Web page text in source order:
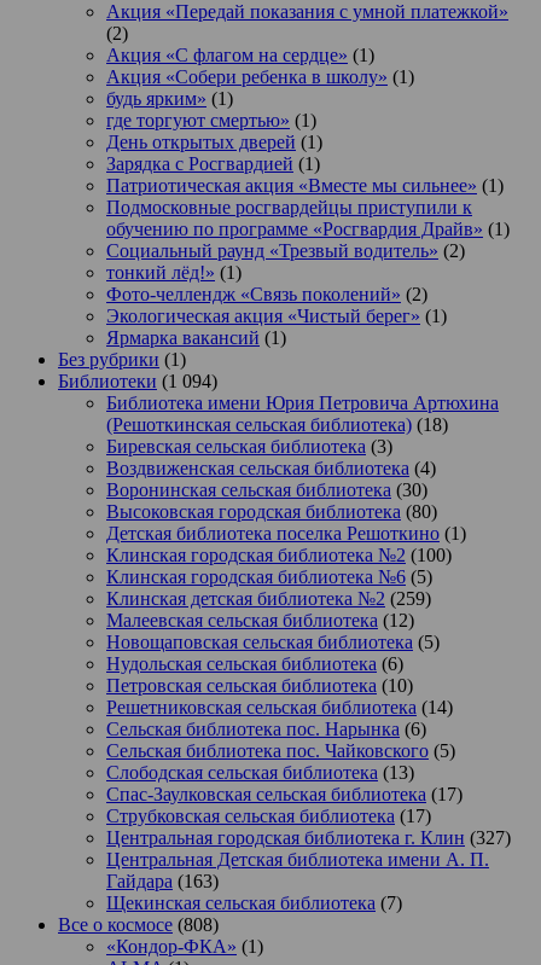
Акция «Передай показания с умной платежкой»
(2)
Акция «С флагом на сердце» (1)
Акция «Собери ребенка в школу» (1)
будь ярким» (1)
где торгуют смертью» (1)
День открытых дверей (1)
Зарядка с Росгвардией (1)
Патриотическая акция «Вместе мы сильнее» (1)
Подмосковные росгвардейцы приступили к
обучению по программе «Росгвардия Драйв» (1)
Социальный раунд «Трезвый водитель» (2)
тонкий лёд!» (1)
Фото-челлендж «Связь поколений» (2)
Экологическая акция «Чистый берег» (1)
Ярмарка вакансий (1)
Без рубрики (1)
Библиотеки (1 094)
Библиотека имени Юрия Петровича Артюхина
(Решоткинская сельская библиотека) (18)
Биревская сельская библиотека (3)
Воздвиженская сельская библиотека (4)
Воронинская сельская библиотека (30)
Высоковская городская библиотека (80)
Детская библиотека поселка Решоткино (1)
Клинская городская библиотека №2 (100)
Клинская городская библиотека №6 (5)
Клинская детская библиотека №2 (259)
Малеевская сельская библиотека (12)
Новощаповская сельская библиотека (5)
Нудольская сельская библиотека (6)
Петровская сельская библиотека (10)
Решетниковская сельская библиотека (14)
Сельская библиотека пос. Нарынка (6)
Сельская библиотека пос. Чайковского (5)
Слободская сельская библиотека (13)
Спас-Заулковская сельская библиотека (17)
Струбковская сельская библиотека (17)
Центральная городская библиотека г. Клин (327)
Центральная Детская библиотека имени А. П.
Гайдара (163)
Щекинская сельская библиотека (7)
Все о космосе (808)
«Кондор-ФКА» (1)